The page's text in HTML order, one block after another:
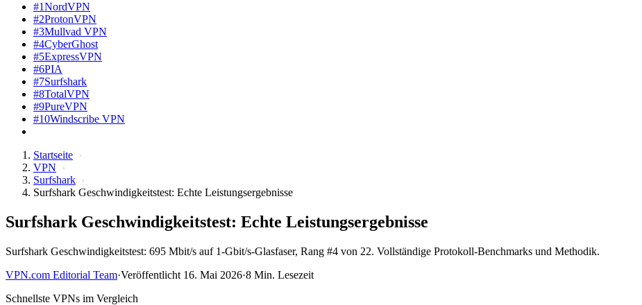
#1NordVPN
#2ProtonVPN
#3Mullvad VPN
#4CyberGhost
#5ExpressVPN
#6PIA
#7Surfshark
#8TotalVPN
#9PureVPN
#10Windscribe VPN
Startseite
VPN
Surfshark
Surfshark Geschwindigkeitstest: Echte Leistungsergebnisse
Surfshark Geschwindigkeitstest: Echte Leistungsergebnisse
Surfshark Geschwindigkeitstest: 695 Mbit/s auf 1-Gbit/s-Glasfaser, Rang #4 von 22. Vollständige Protokoll-Benchmarks und Methodik.
VPN.com Editorial Team·Veröffentlicht 16. Mai 2026·8 Min. Lesezeit
Schnellste VPNs im Vergleich